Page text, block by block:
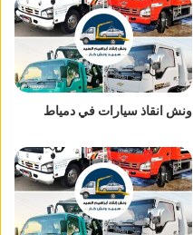
ونش انقاذ سيارات في دمياط